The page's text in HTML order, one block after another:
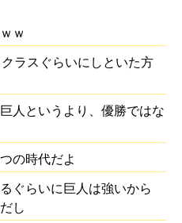
ｗ
ラスぐらいにしといた方
人というより、優勝ではな
の時代だよ
ぐらいに巨人は強いから
し